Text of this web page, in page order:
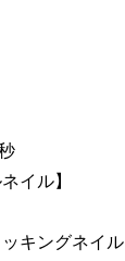
イル】
キングネイル